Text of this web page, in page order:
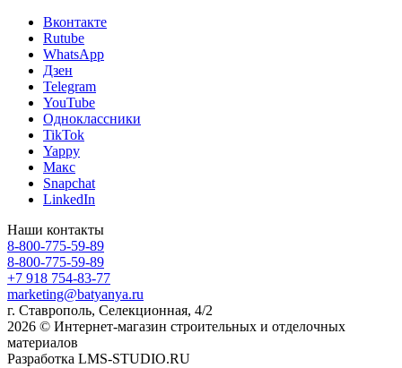
Вконтакте
Rutube
WhatsApp
Дзен
Telegram
YouTube
Одноклассники
TikTok
Yappy
Макс
Snapchat
LinkedIn
Наши контакты
8-800-775-59-89
8-800-775-59-89
+7 918 754-83-77
marketing@batyanya.ru
г. Ставрополь, Селекционная, 4/2
2026 © Интернет-магазин строительных и отделочных
материалов
Разработка LMS-STUDIO.RU